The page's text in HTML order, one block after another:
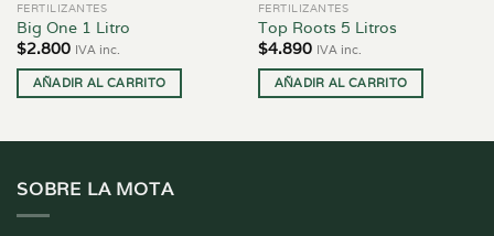
FERTILIZANTES
Big One 1 Litro
$2.800 IVA inc.
AÑADIR AL CARRITO
FERTILIZANTES
Top Roots 5 Litros
$4.890 IVA inc.
AÑADIR AL CARRITO
SOBRE LA MOTA